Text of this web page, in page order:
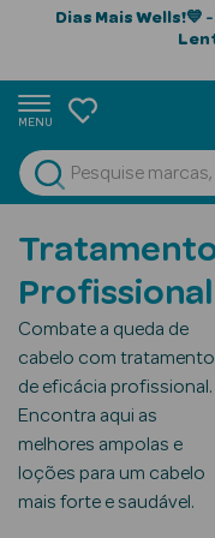
Dias Mais Wells!💙
MENU
Ver Tudo
Beauty Season
Cabelo
Profissional
Beauty Season
Cosmética
Beauty Season
Cosmética
Profissional
Combate a queda de
cabelo com
de eficácia profissional.
Encontra aqui as
melhores ampolas e
loções para um cabelo
mais forte e saudável.